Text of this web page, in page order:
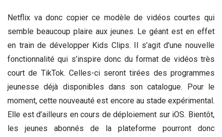
Netflix va donc copier ce modèle de vidéos courtes qui
semble beaucoup plaire aux jeunes. Le géant est en effet
en train de développer Kids Clips. Il s’agit d’une nouvelle
fonctionnalité qui s’inspire donc du format de vidéos très
court de TikTok. Celles-ci seront tirées des programmes
jeunesse déjà disponibles dans son catalogue. Pour le
moment, cette nouveauté est encore au stade expérimental.
Elle est d’ailleurs en cours de déploiement sur iOS. Bientôt,
les jeunes abonnés de la plateforme pourront donc